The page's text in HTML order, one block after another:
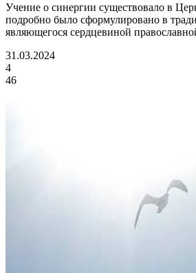
Учение о синергии существовало в
подробно было сформулировано в
являющегося сердцевиной
31.03.2024
4
46